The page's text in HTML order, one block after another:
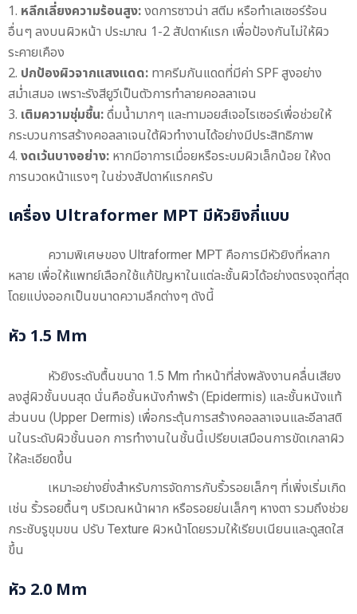
หลีกเลี่ยงความร้อนสูง:งดการซาวน่า สตีม หรือทำเลเซอร์ร้อน
อื่นๆ ลงบนผิวหน้า ประมาณ 1-2 สัปดาห์แรก เพื่อป้องกันไม่ให้ผิว
ระคายเคือง
ปกป้องผิวจากแสงแดด: ทาครีมกันแดดที่มีค่า SPF สูงอย่าง
สม่ำเสมอ เพราะรังสียูวีเป็นตัวการทำลายคอลลาเจน
เติมความชุ่มชื้น:ดื่มน้ำมากๆ และทามอยส์เจอไรเซอร์เพื่อช่วยให้
กระบวนการสร้างคอลลาเจนใต้ผิวทำงานได้อย่างมีประสิทธิภาพ
งดเว้นบางอย่าง: หากมีอาการเมื่อยหรือระบมผิวเล็กน้อย ให้งด
การนวดหน้าแรงๆ ในช่วงสัปดาห์แรกครับ
เครื่อง Ultraformer MPT มีหัวยิงกี่แบบ
ความพิเศษของ Ultraformer MPT คือการมีหัวยิงที่หลาก
หลาย เพื่อให้แพทย์เลือกใช้แก้ปัญหาในแต่ละชั้นผิวได้อย่างตรงจุดที่สุด
โดยแบ่งออกเป็นขนาดความลึกต่างๆ ดังนี้
หัว 1.5 Mm
หัวยิงระดับตื้นขนาด 1.5 Mm ทำหน้าที่ส่งพลังงานคลื่นเสียง
ลงสู่ผิวชั้นบนสุด นั่นคือชั้นหนังกำพร้า (Epidermis) และชั้นหนังแท้
ส่วนบน (Upper Dermis) เพื่อกระตุ้นการสร้างคอลลาเจนและอีลาสติ
นในระดับผิวชั้นนอก การทำงานในชั้นนี้เปรียบเสมือนการขัดเกลาผิว
ให้ละเอียดขึ้น
เหมาะอย่างยิ่งสำหรับการจัดการกับริ้วรอยเล็กๆ ที่เพิ่งเริ่มเกิด
เช่น ริ้วรอยตื้นๆ บริเวณหน้าผาก หรือรอยย่นเล็กๆ หางตา รวมถึงช่วย
กระชับรูขุมขน ปรับ Texture ผิวหน้าโดยรวมให้เรียบเนียนและดูสดใส
ขึ้น
หัว 2.0 Mm